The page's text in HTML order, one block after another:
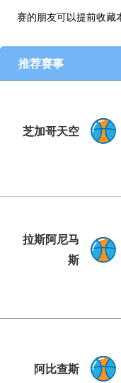
赛的朋友可以提前收藏
推荐赛事
芝加哥天空
拉斯阿尼马
斯
阿比查斯